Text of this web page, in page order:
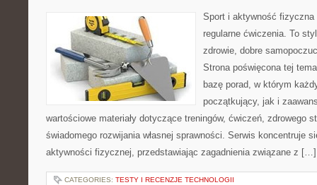
Sport i aktywność
regularne ćwiczenia. To
zdrowie, dobre
Strona poświęcona tej
bazę porad, w którym
początkujący, jak i
wartościowe materiały dotyczące treningów, ćwiczeń, zdrowego
świadomego rozwijania własnej sprawności. Serwis koncentruje
aktywności fizycznej, przedstawiając zagadnienia związane z […]
CATEGORIES: TESTY I RECENZJE TECHNOLOGII